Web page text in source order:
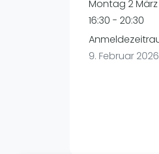
Verschiedenes
Montag 2
16:30 - 20:30
9. Februar